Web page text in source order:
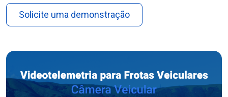
Solicite uma demonstração